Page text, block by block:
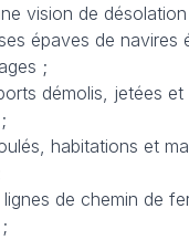
vision de
épaves de navires
;
démolis, jetées et
habitations et
de chemin de